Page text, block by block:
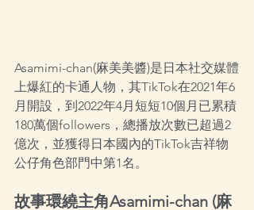
Asamimi-chan(麻美美醬)是日本社交媒體
上爆紅的卡通人物，其TikTok在2021年6
月開設，到2022年4月短短10個月已累積
180萬個followers，總播放次數已超過2
億次，並獲得日本國內的TikTok吉祥物
公仔角色部門中第1名。
故事環繞主角Asamimi-chan (麻